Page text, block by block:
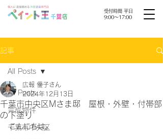
受付時間 平日
9:00〜17:00
記事
All Posts
完成物件
千葉市中央区
All Posts
千葉市中央区Mさま邸 屋根・外壁・付帯部
の下塗り
広報 優子さん
2024年12月13日
こんにちは。